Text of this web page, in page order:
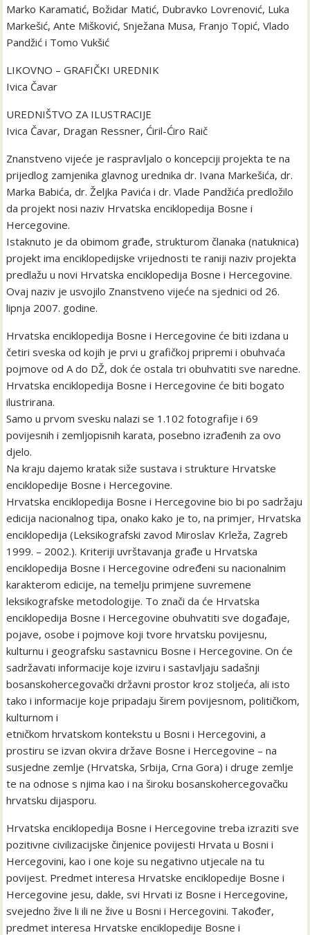
Marko Karamatić, Božidar Matić, Dubravko Lovrenović, Luka
Markešić, Ante Mišković, Snježana Musa, Franjo Topić, Vlado
Pandžić i Tomo Vukšić
LIKOVNO – GRAFIČKI UREDNIK
Ivica Čavar
UREDNIŠTVO ZA ILUSTRACIJE
Ivica Čavar, Dragan Ressner, Ćiril-Ćiro Raič
Znanstveno vijeće je raspravljalo o koncepciji projekta te na
prijedlog zamjenika glavnog urednika dr. Ivana Markešića, dr.
Marka Babića, dr. Željka Pavića i dr. Vlade Pandžića predložilo
da projekt nosi naziv Hrvatska enciklopedija Bosne i
Hercegovine.
Istaknuto je da obimom građe, strukturom članaka (natuknica)
projekt ima enciklopedijske vrijednosti te raniji naziv projekta
predlažu u novi Hrvatska enciklopedija Bosne i Hercegovine.
Ovaj naziv je usvojilo Znanstveno vijeće na sjednici od 26.
lipnja 2007. godine.
Hrvatska enciklopedija Bosne i Hercegovine će biti izdana u
četiri sveska od kojih je prvi u grafičkoj pripremi i obuhvaća
pojmove od A do DŽ, dok će ostala tri obuhvatiti sve naredne.
Hrvatska enciklopedija Bosne i Hercegovine će biti bogato
ilustrirana.
Samo u prvom svesku nalazi se 1.102 fotografije i 69
povijesnih i zemljopisnih karata, posebno izrađenih za ovo
djelo.
Na kraju dajemo kratak siže sustava i strukture Hrvatske
enciklopedije Bosne i Hercegovine.
Hrvatska enciklopedija Bosne i Hercegovine bio bi po sadržaju
edicija nacionalnog tipa, onako kako je to, na primjer, Hrvatska
enciklopedija (Leksikografski zavod Miroslav Krleža, Zagreb
1999. – 2002.). Kriteriji uvrštavanja građe u Hrvatska
enciklopedija Bosne i Hercegovine određeni su nacionalnim
karakterom edicije, na temelju primjene suvremene
leksikografske metodologije. To znači da će Hrvatska
enciklopedija Bosne i Hercegovine obuhvatiti sve događaje,
pojave, osobe i pojmove koji tvore hrvatsku povijesnu,
kulturnu i geografsku sastavnicu Bosne i Hercegovine. On će
sadržavati informacije koje izviru i sastavljaju sadašnji
bosanskohercegovački državni prostor kroz stoljeća, ali isto
tako i informacije koje pripadaju širem povijesnom, političkom,
kulturnom i
etničkom hrvatskom kontekstu u Bosni i Hercegovini, a
prostiru se izvan okvira države Bosne i Hercegovine – na
susjedne zemlje (Hrvatska, Srbija, Crna Gora) i druge zemlje
te na odnose s njima kao i na široku bosanskohercegovačku
hrvatsku dijasporu.
Hrvatska enciklopedija Bosne i Hercegovine treba izraziti sve
pozitivne civilizacijske činjenice povijesti Hrvata u Bosni i
Hercegovini, kao i one koje su negativno utjecale na tu
povijest. Predmet interesa Hrvatske enciklopedije Bosne i
Hercegovine jesu, dakle, svi Hrvati iz Bosne i Hercegovine,
svejedno žive li ili ne žive u Bosni i Hercegovini. Također,
predmet interesa Hrvatske enciklopedije Bosne i